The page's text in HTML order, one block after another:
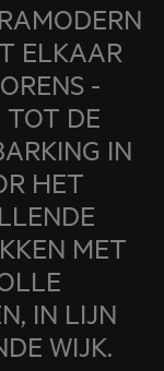
project
96
bewoners.
in
zowel jonge
ELKAAR
-
TOT DE
IN
HET
MET
IN LIJN
WIJK.